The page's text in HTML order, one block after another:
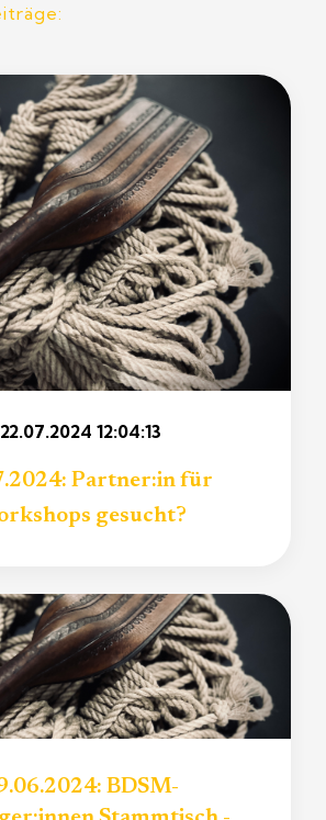
22.07.2024 12:04:13
Partner:in für
gesucht?
BDSM-